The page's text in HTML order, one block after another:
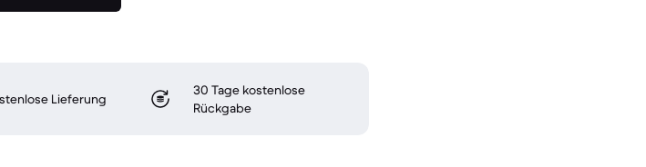
Lieferung
30 Tage kostenlose
Rückgabe